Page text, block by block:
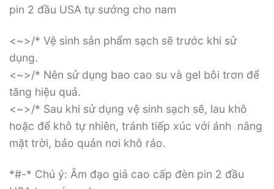
pin 2 đầu USA tự sướng cho nam
<~>/* Vệ sinh sản phẩm sạch sẽ trước khi sử
dụng.
<~>/* Nên sử dụng bao cao su và gel bôi trơn để
tăng hiệu quả.
<~>/* Sau khi sử dụng vệ sinh sạch sẽ, lau khô
hoặc để khô tự nhiên, tránh tiếp xúc với ánh nắng
mặt trời, bảo quản nơi khô ráo.
*#-* Chú ý: Âm đạo giả cao cấp đèn pin 2 đầu